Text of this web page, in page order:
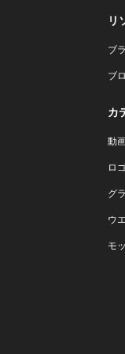
リ
ブ
ブ
カ
動
ロ
グ
ウ
モ